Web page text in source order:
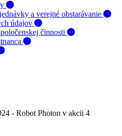
a verejné obstarávanie
údajov
činnosti
- Robot Photon v akcii 4